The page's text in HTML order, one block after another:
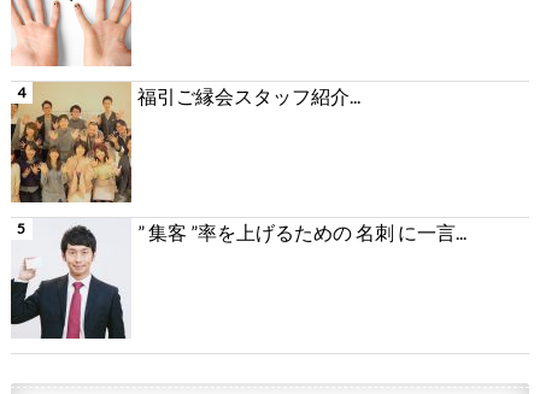
福引ご縁会スタッフ紹介...
” 集客 ”率を上げるための 名刺 に一言...